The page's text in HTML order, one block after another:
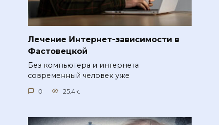
Лечение Интернет-зависимости в
Фастовецкой
Без компьютера и интернета
современный человек уже
0 25.4к.